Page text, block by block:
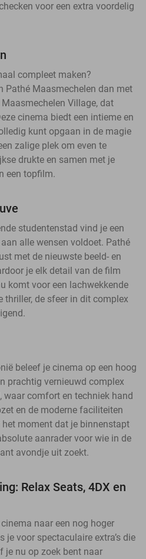
voor een extra voordelig
compleet maken?
Pathé Maasmechelen dan met
Village, dat
cinema biedt een intieme en
kunt opgaan in de magie
zalige plek om even te
drukte en samen met je
een topfilm.
studentenstad vind je een
alle wensen voldoet. Pathé
met de nieuwste beeld- en
je elk detail van de film
komt voor een lachwekkende
thriller, de sfeer in dit complex
beleef je cinema op een hoog
prachtig vernieuwd complex
waar comfort en techniek hand
en de moderne faciliteiten
moment dat je binnenstapt
aanrader voor wie in de
avondje uit zoekt.
Relax Seats, 4DX en
naar een nog hoger
je voor spectaculaire extra’s die
je nu op zoek bent naar